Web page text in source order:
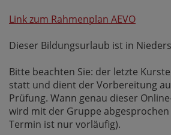
Link zum Rahmenplan AEVO
Dieser Bildungsurlaub ist in
Bitte beachten Sie: der letzte
statt und dient der Vorbereitung
Prüfung. Wann genau dieser
wird mit der Gruppe
Termin ist nur vorläufig).